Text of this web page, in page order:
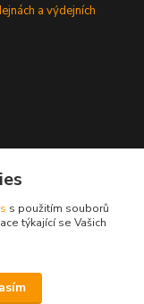
a výdejních
s použitím souborů
týkající se Vašich